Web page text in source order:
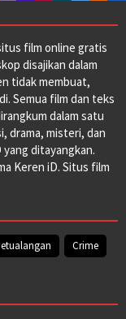
film online gratis
disajikan dalam
tidak membuat,
Semua film dan teks
dalam satu
drama, misteri, dan
ditayangkan.
Keren iD. Situs film
Crime